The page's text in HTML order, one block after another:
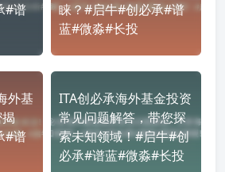
#谱
睐？#启牛#创必承#谱
蓝#微淼#长投
外基
#谱
ITA创必承海外基金投资
常见问题解答，带您探
索未知领域！#启牛#创
必承#谱蓝#微淼#长投